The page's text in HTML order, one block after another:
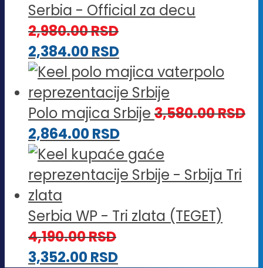
Serbia - Official za decu
2,980.00RSD
2,384.00RSD
Polo majica Srbije 3,580.00RSD
2,864.00RSD
Serbia WP - Tri zlata (TEGET)
4,190.00RSD
3,352.00RSD